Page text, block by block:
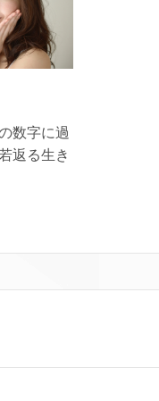
数字に過
返る生き